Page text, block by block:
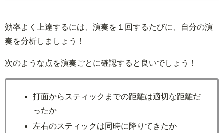
効率よく上達するには、演奏を１回するたびに、自分の演
奏を分析しましょう！
次のような点を演奏ごとに確認すると良いでしょう！
打面からスティックまでの距離は適切な距離だ
ったか
左右のスティックは同時に降りてきたか